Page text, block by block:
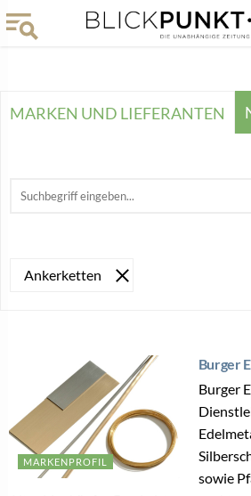
MARKEN UND LIEFERANTEN
Ankerketten
MARKENPROFIL
Burger
Burger
sowie